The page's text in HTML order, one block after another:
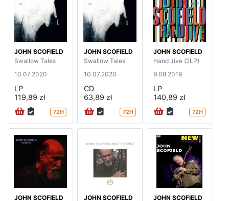
JOHN SCOFIELD
Swallow Tales
10.07.2020
LP
119,89 zł
72H
JOHN SCOFIELD
Swallow Tales
10.07.2020
CD
63,89 zł
72H
JOHN SCOFIELD
Hand Jive (2LP)
9.08.2019
LP
140,89 zł
72H
JOHN SCOFIELD
JOHN SCOFIELD
JOHN SCOFIELD